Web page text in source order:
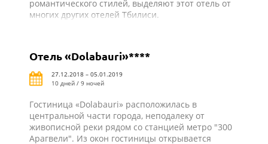
романтического стилей, выделяют этот отель от
многих других отелей Тбилиси.
Отель «Dolabauri»****
27.12.2018 – 05.01.2019
10 дней / 9 ночей
Гостиница «Dolabauri» расположилась в
центральной части города, неподалеку от
живописной реки рядом со станцией метро "300
Арагвели". Из окон гостиницы открывается